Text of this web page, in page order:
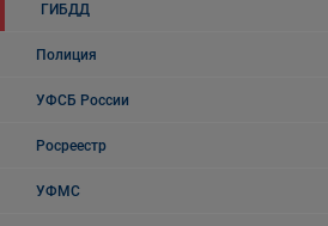
ГИБДД
Полиция
УФСБ России
Росреестр
УФМС